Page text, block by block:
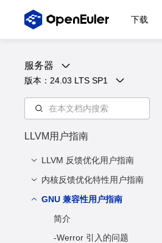
下载
服务器
版本： 24.03 LTS SP1
LLVM用户指南
LLVM 反馈优化用户指南
PGO 简介
优化原理
优化效果
使用方法
内核反馈优化特性用户指南
简介
环境准备
使用方法
GNU 兼容性用户指南
简介
-Werror 引入的问题